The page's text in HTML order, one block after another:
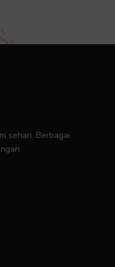
sehari. Berbagai